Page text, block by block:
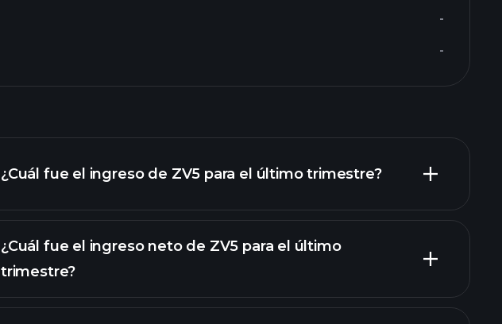
-
-
¿Cuál fue el ingreso de ZV5 para el último trimestre?
informes financieros de ZV5
¿Cuál fue el ingreso neto de ZV5 para el último
trimestre?